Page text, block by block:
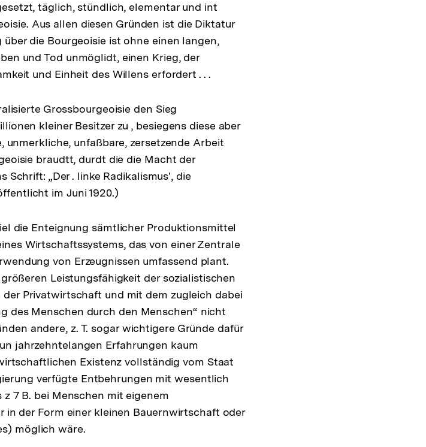
täglich, stündlich, elementar und int
Aus allen diesen Gründen ist die Diktatur
die Bourgeoisie ist ohne einen langen,
und Tod unmöglidt, einen Krieg, der
und Einheit des Willens erfordert . . .
Grossbourgeoisie den Sieg
kleiner Besitzer zu , besiegens diese aber
unfaßbare, zersetzende Arbeit
braudtt, durdt die die Macht der
Schrift: „Der . linke Radikalismus', die
im Juni 1920.)
die Enteignung sämtlicher Produktionsmittel
Wirtschaftssystems, das von einer Zentrale
von Erzeugnissen umfassend plant.
Leistungsfähigkeit der sozialistischen
Privatwirtschaft und mit dem zugleich dabei
des Menschen durch den Menschen“ nicht
andere, z. T. sogar wichtigere Gründe dafür
jahrzehntelangen Erfahrungen kaum
Existenz vollständig vom Staat
verfügte Entbehrungen mit wesentlich
7 B. bei Menschen mit eigenem
der Form einer kleinen Bauernwirtschaft oder
möglich wäre.